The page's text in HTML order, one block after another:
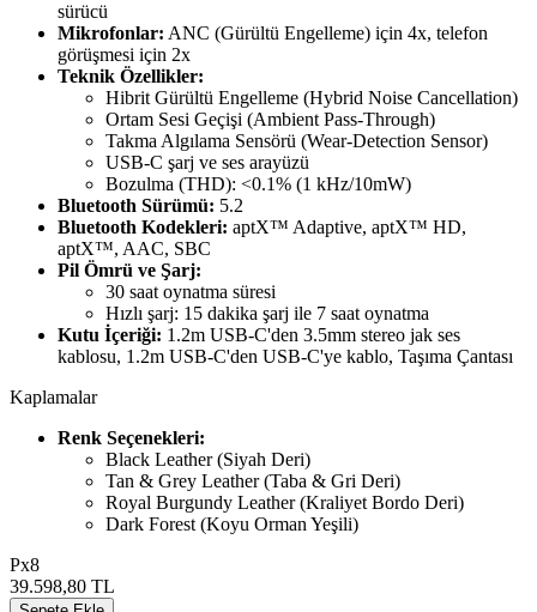
sürücü
Mikrofonlar: ANC (Gürültü Engelleme) için 4x, telefon
görüşmesi için 2x
Teknik Özellikler:
Hibrit Gürültü Engelleme (Hybrid Noise Cancellation)
Ortam Sesi Geçişi (Ambient Pass-Through)
Takma Algılama Sensörü (Wear-Detection Sensor)
USB-C şarj ve ses arayüzü
Bozulma (THD): <0.1% (1 kHz/10mW)
Bluetooth Sürümü: 5.2
Bluetooth Kodekleri: aptX™ Adaptive, aptX™ HD,
aptX™, AAC, SBC
Pil Ömrü ve Şarj:
30 saat oynatma süresi
Hızlı şarj: 15 dakika şarj ile 7 saat oynatma
Kutu İçeriği: 1.2m USB-C'den 3.5mm stereo jak ses
kablosu, 1.2m USB-C'den USB-C'ye kablo, Taşıma Çantası
Kaplamalar
Renk Seçenekleri:
Black Leather (Siyah Deri)
Tan & Grey Leather (Taba & Gri Deri)
Royal Burgundy Leather (Kraliyet Bordo Deri)
Dark Forest (Koyu Orman Yeşili)
Px8
39.598,80 TL